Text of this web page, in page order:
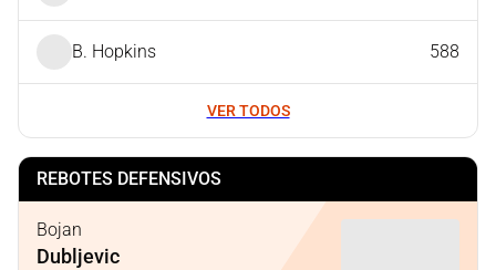
B. Hopkins 588
VER TODOS
REBOTES DEFENSIVOS
Bojan
Dubljevic